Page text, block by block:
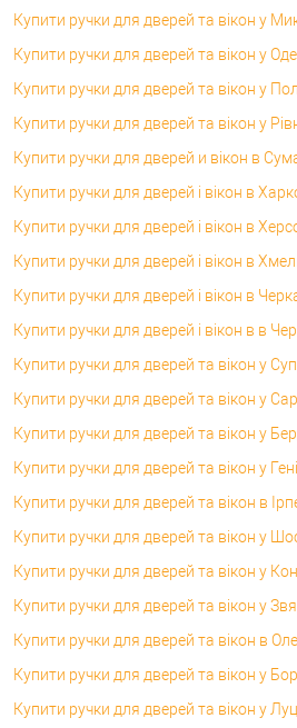
Купити ручки для дверей та вікон у
Купити ручки для дверей та вікон у
Купити ручки для дверей та вікон у
Купити ручки для дверей та вікон у
Купити ручки для дверей и вікон в
Купити ручки для дверей і вікон в
Купити ручки для дверей і вікон в
Купити ручки для дверей і вікон в
Купити ручки для дверей і вікон в
Купити ручки для дверей і вікон в в
Купити ручки для дверей та вікон у
Купити ручки для дверей та вікон у
Купити ручки для дверей та вікон у
Купити ручки для дверей та вікон у
Купити ручки для дверей та вікон в
Купити ручки для дверей та вікон у
Купити ручки для дверей та вікон у
Купити ручки для дверей та вікон у
Купити ручки для дверей та вікон в
Купити ручки для дверей та вікон у
Купити ручки для дверей та вікон у